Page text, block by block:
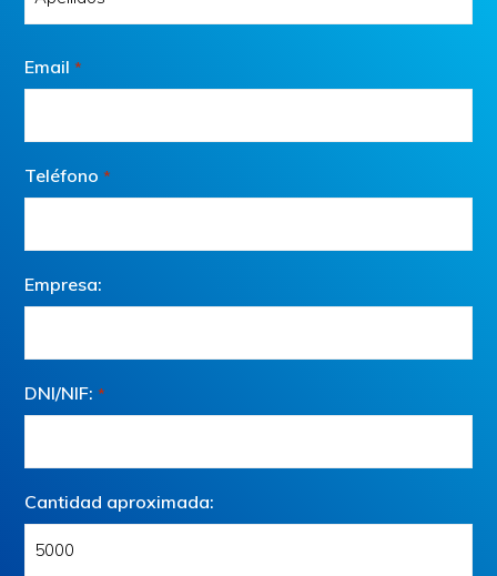
Email *
Teléfono *
Empresa:
DNI/NIF: *
Cantidad aproximada: